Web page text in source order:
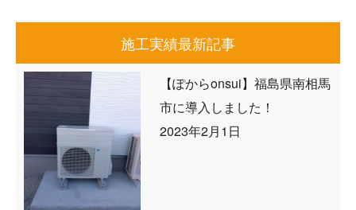
施工実績最新記事
【ぽからonsui】福島県南相馬
市に導入しました！
2023年2月1日